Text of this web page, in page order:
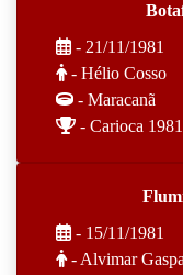
- 21/11/1981
- Hélio Cosso
- Maracanã
- Carioca 1981
- 15/11/1981
- Alvimar